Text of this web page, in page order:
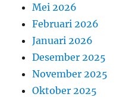
Mei 2026
Februari 2026
Januari 2026
Desember 2025
November 2025
Oktober 2025